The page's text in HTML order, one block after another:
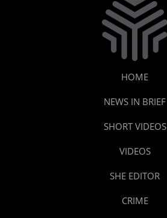
HOME
NEWS IN BRIEF
SHORT VIDEOS
VIDEOS
SHE EDITOR
CRIME